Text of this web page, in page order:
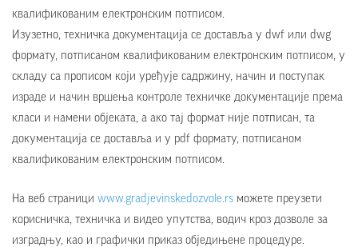
квалификованим електронским потписом.
Изузетно, техничка документација се доставља у dwf или dwg
формату, потписаном квалификованим електронским потписом, у
складу са прописом који уређује садржину, начин и поступак
израде и начин вршења контроле техничке документације према
класи и намени објеката, а ако тај формат није потписан, та
документација се доставља и у pdf формату, потписаном
квалификованим електронским потписом.
На веб страници www.gradjevinskedozvole.rs можете преузети
корисничка, техничка и видео упутства, водич кроз дозволе за
изградњу, као и графички приказ обједињене процедуре.